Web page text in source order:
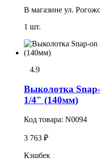
В магазине ул.
1 шт.
4.9
Выколотка
1/4" (140мм)
Код товара: N0094
3 763 ₽
Кэшбек